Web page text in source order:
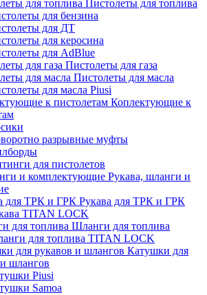
Пистолеты для топлива
для бензина
для ДТ
для керосина
для AdBlue
Пистолеты для газа
Пистолеты для масла
для масла Piusi
Коплектующие к
разрывные муфты
для пистолетов
Рукава, шланги и
Рукава для ТРК и ГРК
TITAN LOCK
Шланги для топлива
для топлива TITAN LOCK
Катушки для
шлангов
Piusi
Samoa